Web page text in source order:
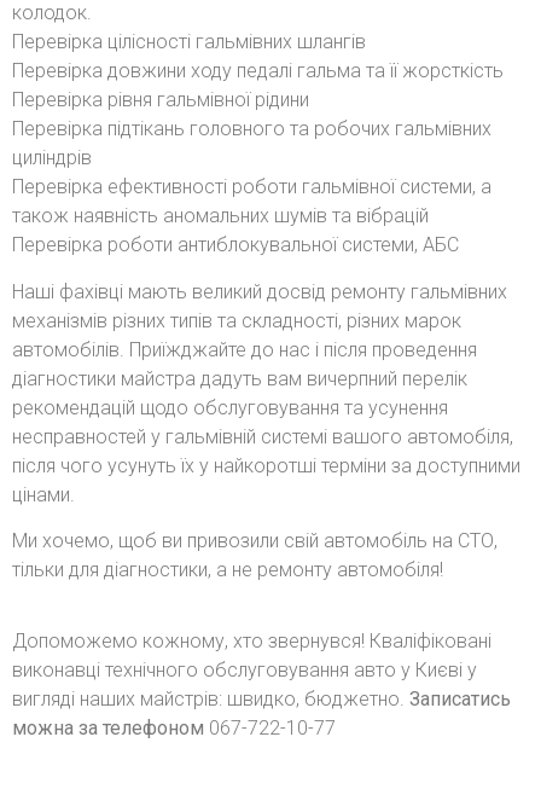
колодок.
Перевірка цілісності гальмівних шлангів
Перевірка довжини ходу педалі гальма та її жорсткість
Перевірка рівня гальмівної рідини
Перевірка підтікань головного та робочих гальмівних
циліндрів
Перевірка ефективності роботи гальмівної системи, а
також наявність аномальних шумів та вібрацій
Перевірка роботи антиблокувальної системи, АБС
Наші фахівці мають великий досвід ремонту гальмівних
механізмів різних типів та складності, різних марок
автомобілів. Приїжджайте до нас і після проведення
діагностики майстра дадуть вам вичерпний перелік
рекомендацій щодо обслуговування та усунення
несправностей у гальмівній системі вашого автомобіля,
після чого усунуть їх у найкоротші терміни за доступними
цінами.
Ми хочемо, щоб ви привозили свій автомобіль на СТО,
тільки для діагностики, а не ремонту автомобіля!
Допоможемо кожному, хто звернувся! Кваліфіковані
виконавці технічного обслуговування авто у Києві у
вигляді наших майстрів: швидко, бюджетно. Записатись
можна за телефоном 067-722-10-77